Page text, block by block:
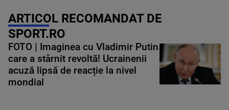
ARTICOL RECOMANDAT DE
SPORT.RO
FOTO | Imaginea cu Vladimir Putin
care a stârnit revoltă! Ucrainenii
acuză lipsă de reacție la nivel
mondial